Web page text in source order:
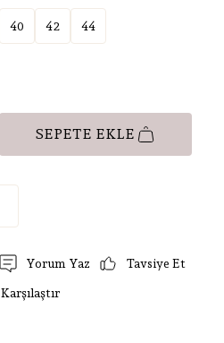
40 42 44
SEPETE EKLE
Yorum Yaz Tavsiye Et
Karşılaştır